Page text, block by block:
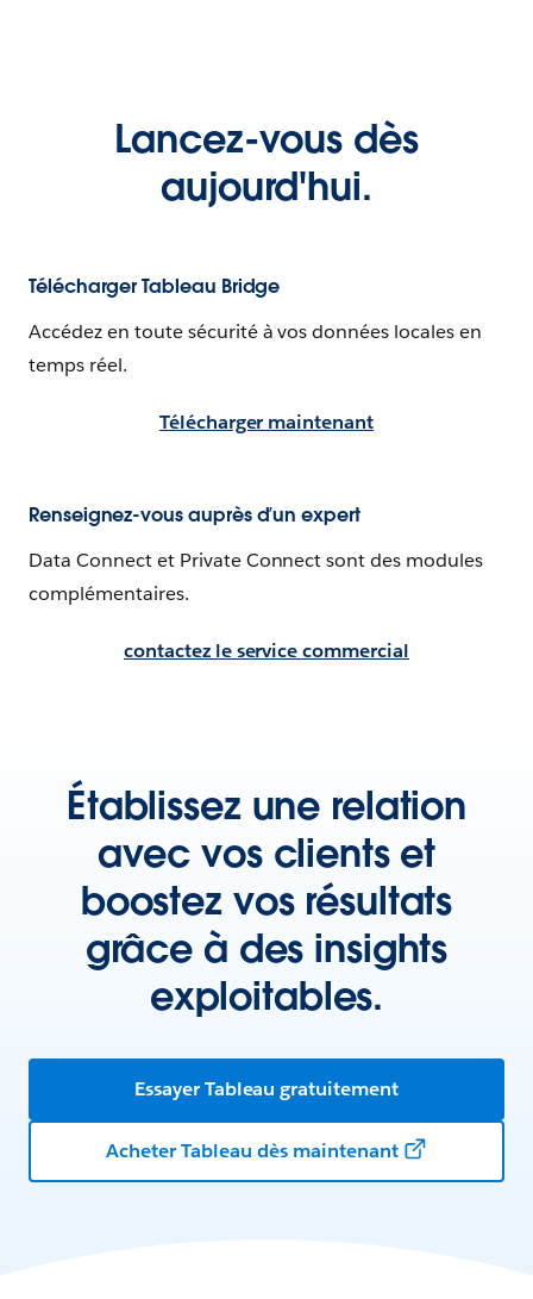
Lancez-vous dès
aujourd'hui.
Télécharger Tableau Bridge
Accédez en toute sécurité à vos données locales en
temps réel.
Télécharger maintenant
Renseignez-vous auprès d’un expert
Data Connect et Private Connect sont des modules
complémentaires.
contactez le service commercial
Établissez une relation
avec vos clients et
boostez vos résultats
grâce à des insights
exploitables.
Essayer Tableau gratuitement
Acheter Tableau dès maintenant